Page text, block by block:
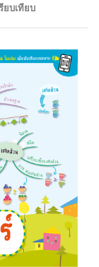
ยบเทียบ